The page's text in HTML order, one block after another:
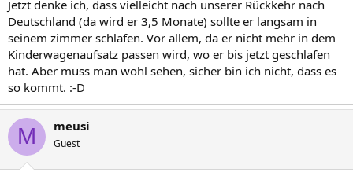
Jetzt denke ich, dass vielleicht nach unserer Rückkehr nach
Deutschland (da wird er 3,5 Monate) sollte er langsam in
seinem zimmer schlafen. Vor allem, da er nicht mehr in dem
Kinderwagenaufsatz passen wird, wo er bis jetzt geschlafen
hat. Aber muss man wohl sehen, sicher bin ich nicht, dass es
so kommt. :-D
M meusi
Guest